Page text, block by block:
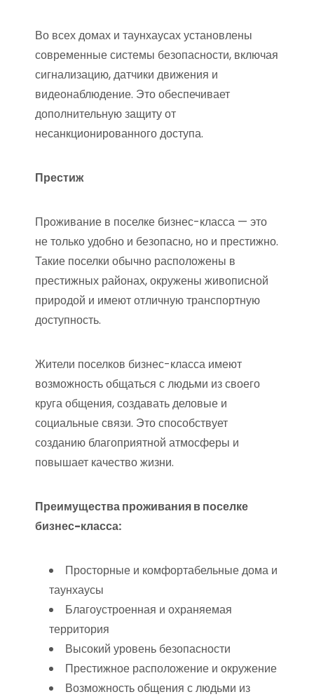
Во всех домах и таунхаусах установлены
современные системы безопасности, включая
сигнализацию, датчики движения и
видеонаблюдение. Это обеспечивает
дополнительную защиту от
несанкционированного доступа.
Престиж
Проживание в поселке бизнес-класса — это
не только удобно и безопасно, но и престижно.
Такие поселки обычно расположены в
престижных районах, окружены живописной
природой и имеют отличную транспортную
доступность.
Жители поселков бизнес-класса имеют
возможность общаться с людьми из своего
круга общения, создавать деловые и
социальные связи. Это способствует
созданию благоприятной атмосферы и
повышает качество жизни.
Преимущества проживания в поселке
бизнес-класса:
Просторные и комфортабельные дома и
таунхаусы
Благоустроенная и охраняемая
территория
Высокий уровень безопасности
Престижное расположение и окружение
Возможность общения с людьми из